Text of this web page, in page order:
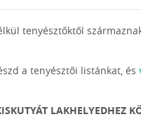
tenyésztőktől
a tenyésztői listánkat, és
LAKHELYEDHEZ